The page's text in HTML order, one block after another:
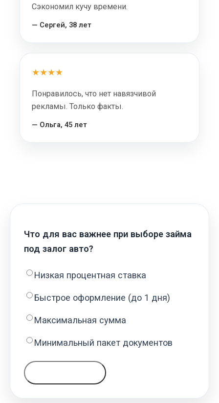
Сэкономил кучу времени.
— Сергей, 38 лет
★★★★
Понравилось, что нет навязчивой
рекламы. Только факты.
— Ольга, 45 лет
Что для вас важнее при выборе займа
под залог авто?
Низкая процентная ставка
Быстрое оформление (до 1 дня)
Максимальная сумма
Минимальный пакет документов